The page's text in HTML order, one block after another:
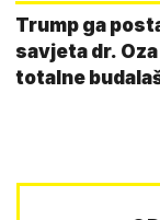
Trump ga
savjeta dr.
totalne